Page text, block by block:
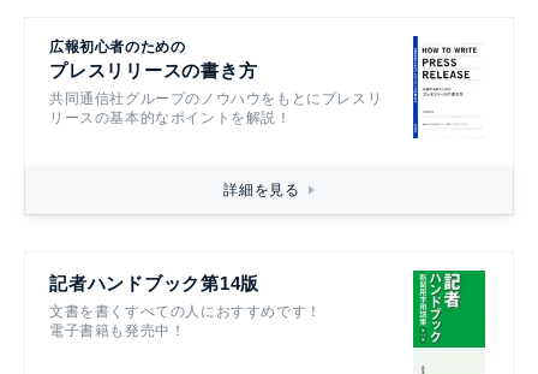
広報初心者のための
プレスリリースの書き方
共同通信社グループのノウハウをもとにプレスリ
リースの基本的なポイントを解説！
詳細を見る
記者ハンドブック第14版
文書を書くすべての人におすすめです！
電子書籍も発売中！